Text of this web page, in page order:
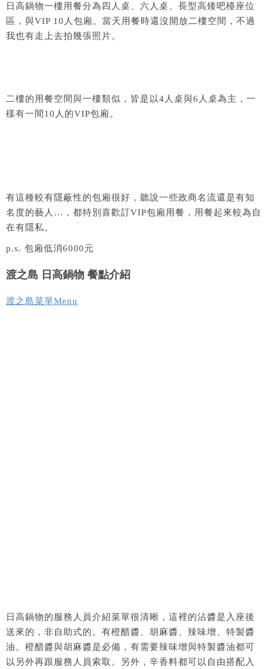
日高鍋物一樓用餐分為四人桌、六人桌、長型高矮吧檯座位
區，與VIP 10人包廂。當天用餐時還沒開放二樓空間，不過
我也有走上去拍幾張照片。
二樓的用餐空間與一樓類似，皆是以4人桌與6人桌為主，一
樣有一間10人的VIP包廂。
有這種較有隱蔽性的包廂很好，聽說一些政商名流還是有知
名度的藝人…，都特別喜歡訂VIP包廂用餐，用餐起來較為自
在有隱私。
p.s. 包廂低消6000元
渡之島 日高鍋物 餐點介紹
渡之島菜單Menu
日高鍋物的服務人員介紹菜單很清晰，這裡的沾醬是入座後
送來的，非自助式的。有橙醋醬、胡麻醬、辣味增、特製醬
油。橙醋醬與胡麻醬是必備，有需要辣味增與特製醬油都可
以另外再跟服務人員索取。另外，辛香料都可以自由搭配入